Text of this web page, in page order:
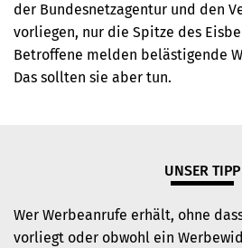
der Bundesnetzagentur und den
vorliegen, nur die Spitze des
Betroffene melden belästigende
Das sollten sie aber tun.
UNSER TIPP
Wer Werbeanrufe erhält, ohne
vorliegt oder obwohl ein